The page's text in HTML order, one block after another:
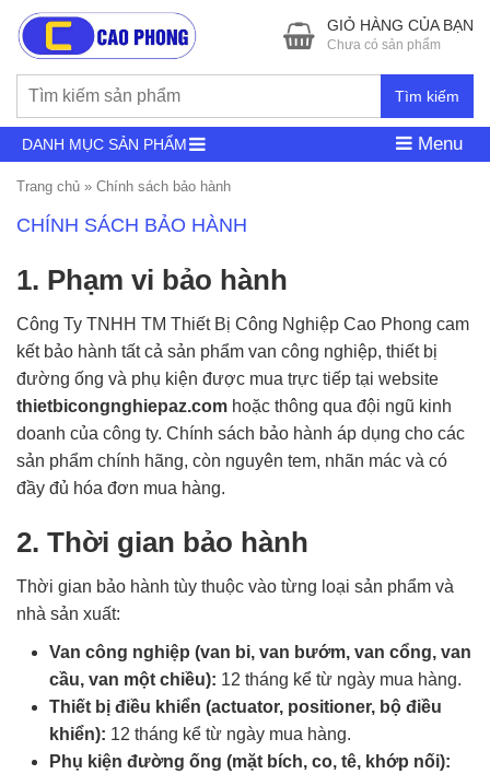
Tìm kiếm
GIỎ HÀNG CỦA BẠN
Chưa có sản phẩm
DANH MỤC SẢN PHẨM Menu
Trang chủ » Chính sách bảo hành
CHÍNH SÁCH BẢO HÀNH
1. Phạm vi bảo hành
Công Ty TNHH TM Thiết Bị Công Nghiệp Cao Phong cam
kết bảo hành tất cả sản phẩm van công nghiệp, thiết bị
đường ống và phụ kiện được mua trực tiếp tại website
thietbicongnghiepaz.com hoặc thông qua đội ngũ kinh
doanh của công ty. Chính sách bảo hành áp dụng cho các
sản phẩm chính hãng, còn nguyên tem, nhãn mác và có
đầy đủ hóa đơn mua hàng.
2. Thời gian bảo hành
Thời gian bảo hành tùy thuộc vào từng loại sản phẩm và
nhà sản xuất:
Van công nghiệp (van bi, van bướm, van cổng, van
cầu, van một chiều): 12 tháng kể từ ngày mua hàng.
Thiết bị điều khiển (actuator, positioner, bộ điều
khiển): 12 tháng kể từ ngày mua hàng.
Phụ kiện đường ống (mặt bích, co, tê, khớp nối):